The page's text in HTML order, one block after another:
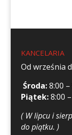
KANCELARIA
Od września
Środa:8:00 –
Piątek:8:00 –
( W lipcu i
do piątku. )